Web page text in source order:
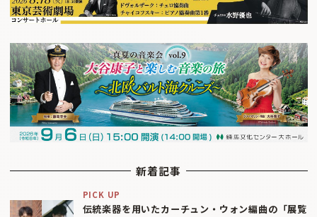
新着記事
PICK UP
伝統楽器を用いたカーチュン・ウォン編曲の「展覧